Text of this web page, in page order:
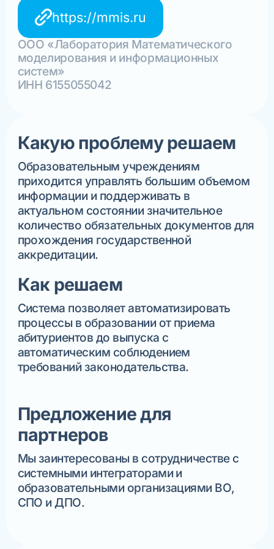
https://mmis.ru
ООО «Лаборатория Математического
моделирования и информационных
систем»
ИНН 6155055042
Какую проблему решаем
Образовательным учреждениям
приходится управлять большим объемом
информации и поддерживать в
актуальном состоянии значительное
количество обязательных документов для
прохождения государственной
аккредитации.
Как решаем
Система позволяет автоматизировать
процессы в образовании от приема
абитуриентов до выпуска с
автоматическим соблюдением
требований законодательства.
Предложение для
партнеров
Мы заинтересованы в сотрудничестве с
системными интеграторами и
образовательными организациями ВО,
СПО и ДПО.